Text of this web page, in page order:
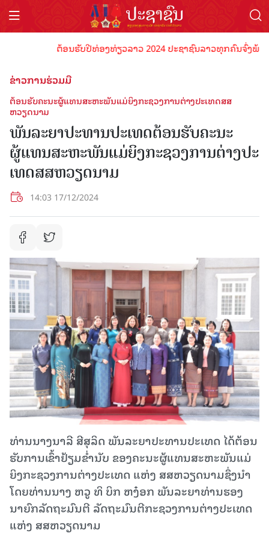
ຕ້ອນຮັບປີທ່ອງທ່ຽວລາວ 2024 ປະຊາຊົນລາວທຸກຄົນຈົ່ງພ້ອມ
ຂ່າວການຮ່ວມມື
ຕ້ອນຮັບຄະນະຜູ້ແທນສະຫະພັນແມ່ຍິງກະຊວງການຕ່າງປະເທດສສ
ຫວຽດນາມ
ພັນລະຍາປະທານປະເທດຕ້ອນຮັບຄະນະ
ຜູ້ແທນສະຫະພັນແມ່ຍິງກະຊວງການຕ່າງປະ
ເທດສສຫວຽດນາມ
14:03 17/12/2024
ທ່ານນາງນາລີ ສີສຸລິດ ພັນລະຍາປະທານປະເທດ ໄດ້ຕ້ອນ
ຮັບການເຂົ້າຢ້ຽມຂໍ່ານັບ ຂອງຄະນະຜູ້ແທນສະຫະພັນແມ່
ຍິງກະຊວງການຕ່າງປະເທດ ແຫ່ງ ສສຫວຽດນາມຊຶ່ງນໍາ
ໂດຍທ່ານນາງ ຫວູ ທິ ບິກ ຫງ໋ອກ ພັນລະຍາທ່ານຮອງ
ນາຍົກລັດຖະມົນຕີ ລັດຖະມົນຕີກະຊວງການຕ່າງປະເທດ
ແຫ່ງ ສສຫວຽດນາມ